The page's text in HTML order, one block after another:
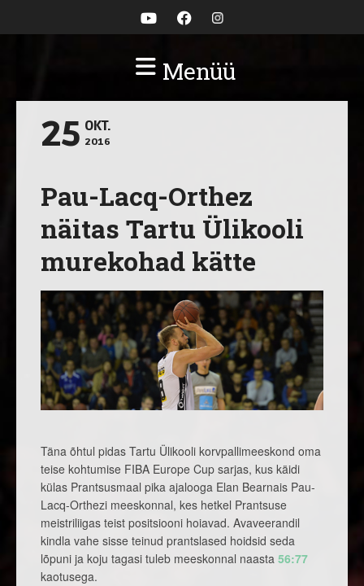
Menüü
25 OKT.
2016
Pau-Lacq-Orthez
näitas Tartu Ülikooli
murekohad kätte
Täna õhtul pidas Tartu Ülikooli korvpallimeeskond oma
teise kohtumise FIBA Europe Cup sarjas, kus käidi
külas Prantsusmaal pika ajalooga Elan Bearnais Pau-
Lacq-Orthezi meeskonnal, kes hetkel Prantsuse
meistriliigas teist positsiooni hoiavad. Avaveerandil
kindla vahe sisse teinud prantslased hoidsid seda
lõpuni ja koju tagasi tuleb meeskonnal naasta 56:77
kaotusega.